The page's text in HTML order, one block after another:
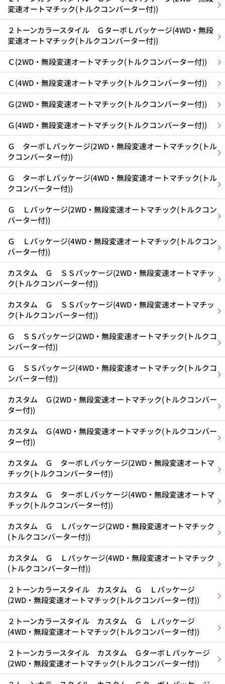
変速オートマチック(トルクコンバーター付))
２トーンカラースタイル ＧターボＬパッケージ(4WD・無段
変速オートマチック(トルクコンバーター付))
Ｃ(2WD・無段変速オートマチック(トルクコンバーター付))
Ｃ(4WD・無段変速オートマチック(トルクコンバーター付))
Ｇ(2WD・無段変速オートマチック(トルクコンバーター付))
Ｇ(4WD・無段変速オートマチック(トルクコンバーター付))
Ｇ ターボＬパッケージ(2WD・無段変速オートマチック(トル
クコンバーター付))
Ｇ ターボＬパッケージ(4WD・無段変速オートマチック(トル
クコンバーター付))
Ｇ Ｌパッケージ(2WD・無段変速オートマチック(トルクコン
バーター付))
Ｇ Ｌパッケージ(4WD・無段変速オートマチック(トルクコン
バーター付))
カスタム Ｇ ＳＳパッケージ(2WD・無段変速オートマチッ
ク(トルクコンバーター付))
カスタム Ｇ ＳＳパッケージ(4WD・無段変速オートマチッ
ク(トルクコンバーター付))
Ｇ ＳＳパッケージ(2WD・無段変速オートマチック(トルクコ
ンバーター付))
Ｇ ＳＳパッケージ(4WD・無段変速オートマチック(トルクコ
ンバーター付))
カスタム Ｇ(2WD・無段変速オートマチック(トルクコンバー
ター付))
カスタム Ｇ(4WD・無段変速オートマチック(トルクコンバー
ター付))
カスタム Ｇ ターボＬパッケージ(2WD・無段変速オートマ
チック(トルクコンバーター付))
カスタム Ｇ ターボＬパッケージ(4WD・無段変速オートマ
チック(トルクコンバーター付))
カスタム Ｇ Ｌパッケージ(2WD・無段変速オートマチック
(トルクコンバーター付))
カスタム Ｇ Ｌパッケージ(4WD・無段変速オートマチック
(トルクコンバーター付))
２トーンカラースタイル カスタム Ｇ Ｌパッケージ
(2WD・無段変速オートマチック(トルクコンバーター付))
２トーンカラースタイル カスタム Ｇ Ｌパッケージ
(4WD・無段変速オートマチック(トルクコンバーター付))
２トーンカラースタイル カスタム ＧターボＬパッケージ
(2WD・無段変速オートマチック(トルクコンバーター付))